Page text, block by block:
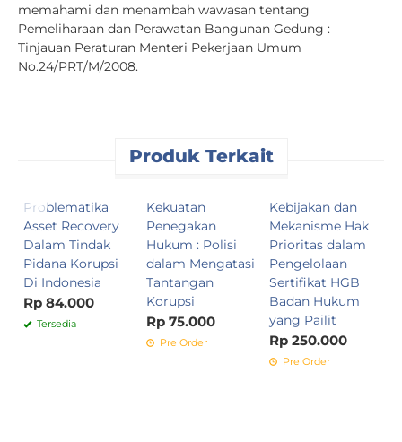
memahami dan menambah wawasan tentang
Pemeliharaan dan Perawatan Bangunan Gedung :
Tinjauan Peraturan Menteri Pekerjaan Umum
No.24/PRT/M/2008.
Produk Terkait
Problematika
Asset Recovery
Dalam Tindak
Pidana Korupsi
Di Indonesia
Rp 84.000
Tersedia
Kekuatan
Penegakan
Hukum : Polisi
dalam Mengatasi
Tantangan
Korupsi
Rp 75.000
Pre Order
Kebijakan dan
Mekanisme Hak
Prioritas dalam
Pengelolaan
Sertifikat HGB
Badan Hukum
yang Pailit
Rp 250.000
Pre Order